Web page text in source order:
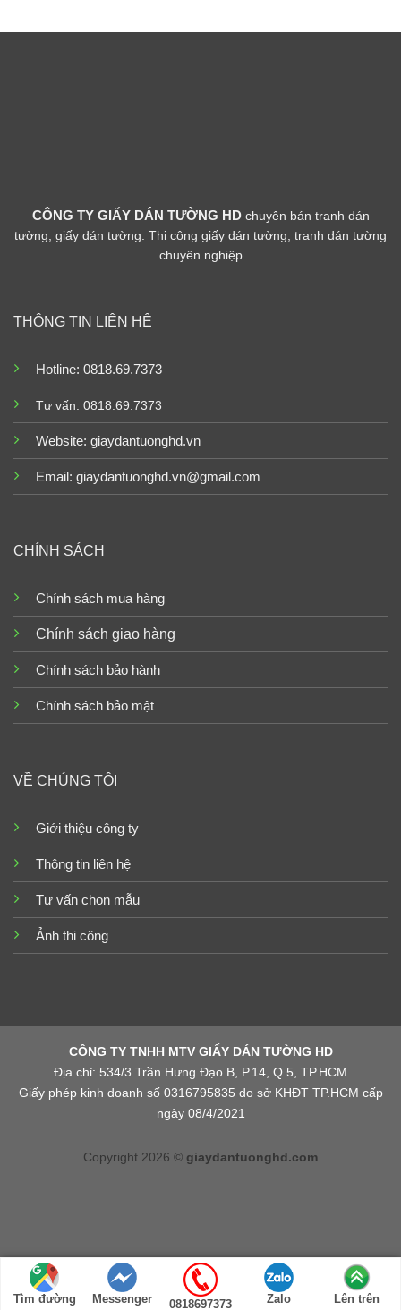
CÔNG TY GIẤY DÁN TƯỜNG HD chuyên bán tranh dán
tường, giấy dán tường. Thi công giấy dán tường, tranh dán tường
chuyên nghiệp
THÔNG TIN LIÊN HỆ
Hotline: 0818.69.7373
Tư vấn: 0818.69.7373
Website: giaydantuonghd.vn
Email: giaydantuonghd.vn@gmail.com
CHÍNH SÁCH
Chính sách mua hàng
Chính sách giao hàng
Chính sách bảo hành
Chính sách bảo mật
VỀ CHÚNG TÔI
Giới thiệu công ty
Thông tin liên hệ
Tư vấn chọn mẫu
Ảnh thi công
CÔNG TY TNHH MTV GIẤY DÁN TƯỜNG HD
Địa chỉ: 534/3 Trần Hưng Đạo B, P.14, Q.5, TP.HCM
Giấy phép kinh doanh số 0316795835 do sở KHĐT TP.HCM cấp
ngày 08/4/2021
Copyright 2026 © giaydantuonghd.com
Tìm đường Messenger 0818697373 Zalo Lên trên